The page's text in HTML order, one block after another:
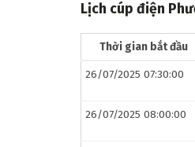
Lịch cúp điện
Thời gian bắt đầu
26/07/2025 07:30:00
26/07/2025 08:00:00